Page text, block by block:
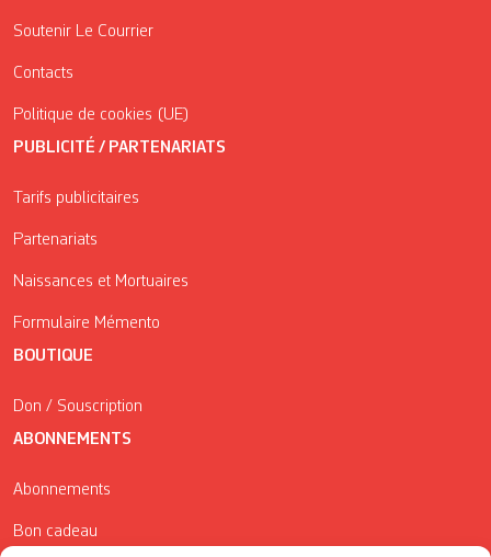
Soutenir Le Courrier
Contacts
Politique de cookies (UE)
PUBLICITÉ / PARTENARIATS
Tarifs publicitaires
Partenariats
Naissances et Mortuaires
Formulaire Mémento
BOUTIQUE
Don / Souscription
ABONNEMENTS
Abonnements
Bon cadeau